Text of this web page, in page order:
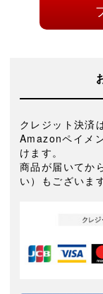
クレジット決済
Amazonペイメ
けます。
商品が届いてか
い）もございます